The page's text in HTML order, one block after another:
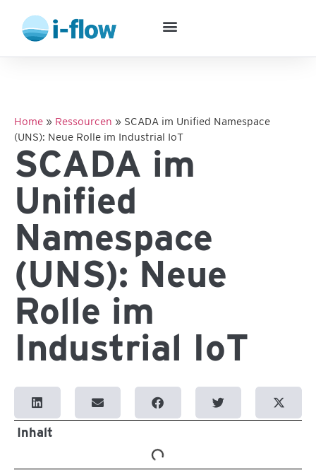
Home » Ressourcen » SCADA im Unified Namespace
(UNS): Neue Rolle im Industrial IoT
SCADA im
Unified
Namespace
(UNS): Neue
Rolle im
Industrial IoT
Inhalt